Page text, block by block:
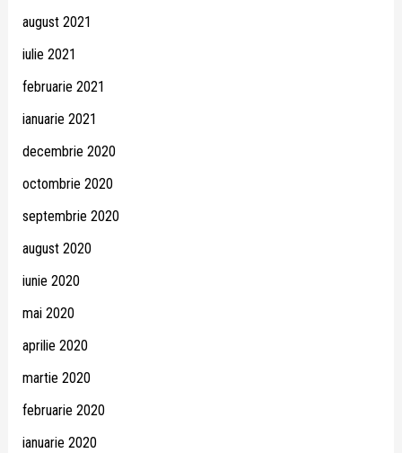
august 2021
iulie 2021
februarie 2021
ianuarie 2021
decembrie 2020
octombrie 2020
septembrie 2020
august 2020
iunie 2020
mai 2020
aprilie 2020
martie 2020
februarie 2020
ianuarie 2020